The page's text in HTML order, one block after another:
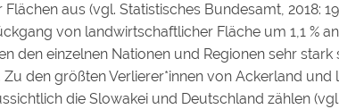
aus (vgl. Statistisches Bundesamt, 2018:
von landwirtschaftlicher Fläche um 1,1 %
den einzelnen Nationen und Regionen sehr stark
Zu den größten Verlierer*innen von Ackerland
die Slowakei und Deutschland zählen